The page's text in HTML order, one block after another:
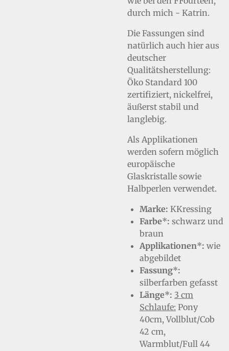
durch mich - Katrin.
Die Fassungen sind
natürlich auch hier aus
deutscher
Qualitätsherstellung:
Öko Standard 100
zertifiziert, nickelfrei,
äußerst stabil und
langlebig.
Als Applikationen
werden sofern möglich
europäische
Glaskristalle sowie
Halbperlen verwendet.
Marke: KKressing
Farbe*: schwarz und
braun
Applikationen*: wie
abgebildet
Fassung*:
silberfarben gefasst
Länge*: 3 cm
Schlaufe: Pony
40cm, Vollblut/Cob
42 cm,
Warmblut/Full 44